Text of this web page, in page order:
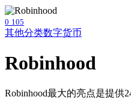
0 105
其他分类数字货币
Robinhood
Robinhood最大的亮点是提供